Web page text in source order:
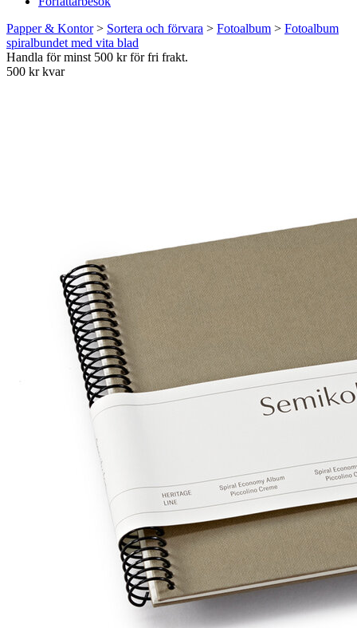
Papper & Kontor> Sortera och förvara > Fotoalbum > Fotoalbum
spiralbundet med vita blad
Handla för minst 500 kr för fri frakt.
500 kr kvar